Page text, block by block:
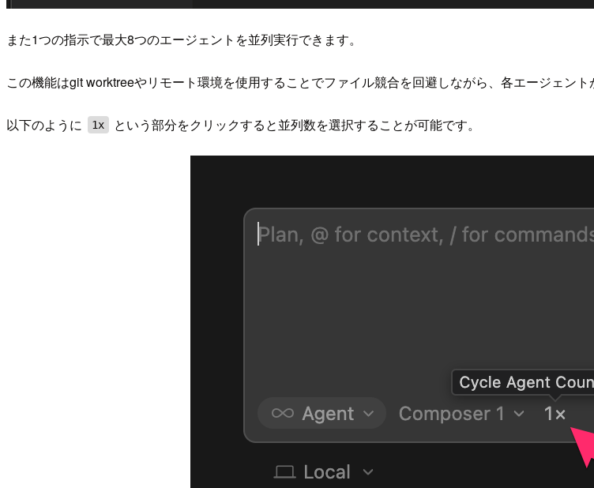
また1つの指示で最大8つのエージェントを並列実行できます。
この機能はgit worktreeやリモート環境を使用することでファイル競合を回避しながら、各エージェン
以下のように 1x という部分をクリックすると並列数を選択することが可能です。